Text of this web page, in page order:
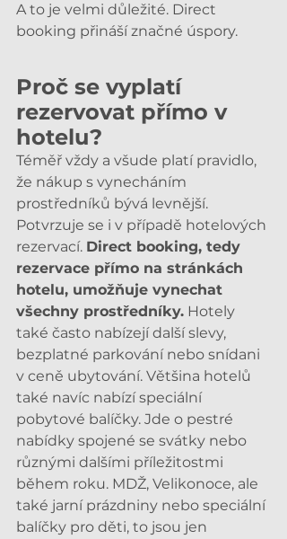
A to je velmi důležité. Direct
booking přináší značné úspory.
Proč se vyplatí
rezervovat přímo v
hotelu?
Téměř vždy a všude platí pravidlo,
že nákup s vynecháním
prostředníků bývá levnější.
Potvrzuje se i v případě hotelových
rezervací. Direct booking, tedy
rezervace přímo na stránkách
hotelu, umožňuje vynechat
všechny prostředníky. Hotely
také často nabízejí další slevy,
bezplatné parkování nebo snídani
v ceně ubytování. Většina hotelů
také navíc nabízí speciální
pobytové balíčky. Jde o pestré
nabídky spojené se svátky nebo
různými dalšími příležitostmi
během roku. MDŽ, Velikonoce, ale
také jarní prázdniny nebo speciální
balíčky pro děti, to jsou jen